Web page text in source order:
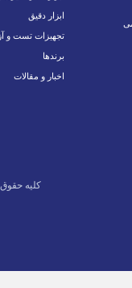
ابزار دقیق
تجهیزات تست و
برندها
اخبار و مقالات
کلیه